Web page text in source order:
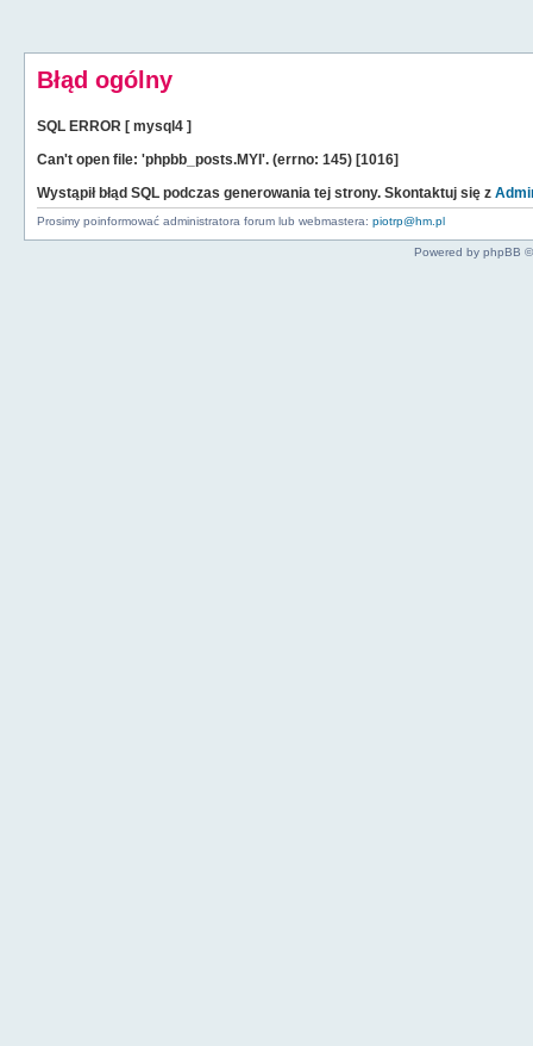
Błąd ogólny
SQL ERROR [ mysql4 ]
Can't open file: 'phpbb_posts.MYI'. (errno: 145) [1016]
Wystąpił błąd SQL podczas generowania tej strony. Skontaktuj się z
Prosimy poinformować administratora forum lub webmastera: piotrp@hm.pl
Powered by phpBB